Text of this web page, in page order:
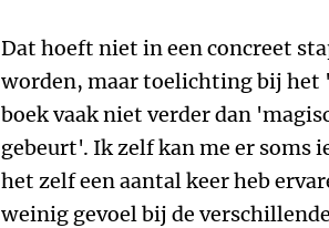
Dat hoeft niet in een concreet
worden, maar toelichting bij
boek vaak niet verder dan
gebeurt'. Ik zelf kan me er soms
het zelf een aantal keer heb
weinig gevoel bij de